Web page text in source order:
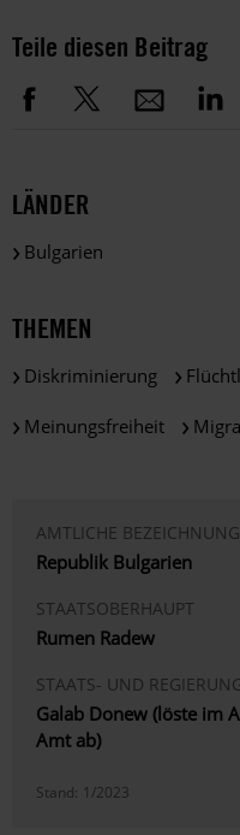
Teile diesen Beitrag
LÄNDER
Bulgarien
THEMEN
Diskriminierung
Meinungsfreiheit
AMTLICHE BEZEICHNUNG
Republik Bulgarien
STAATSOBERHAUPT
Rumen Radew
STAATS- UND
Galab Donew (löste im
Amt ab)
Stand: 1/2023